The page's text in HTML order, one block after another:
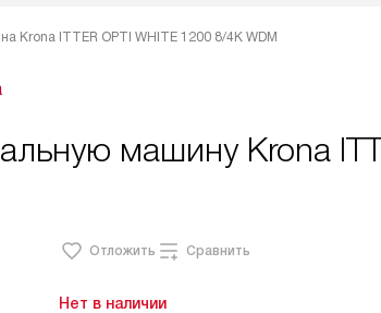
Krona ITTER OPTI WHITE 1200 8/4K WDM
машину Krona
Отложить Сравнить
Нет в наличии